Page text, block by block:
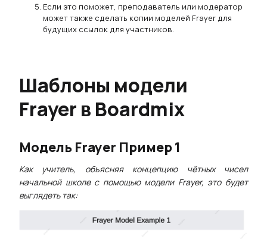
Если это поможет, преподаватель или модератор
может также сделать копии моделей Frayer для
будущих ссылок для участников.
Шаблоны модели
Frayer в Boardmix
Модель Frayer Пример 1
Как учитель, объясняя концепцию чётных чисел
начальной школе с помощью модели Frayer, это будет
выглядеть так: